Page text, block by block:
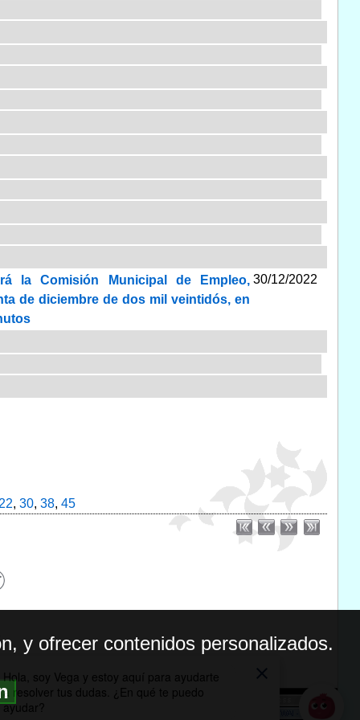
la Comisión Municipal de Empleo,
de diciembre de dos mil veintidós, en
30/12/2022
22, 30, 38, 45
DE PRIVACIDAD
y ofrecer contenidos personalizados.